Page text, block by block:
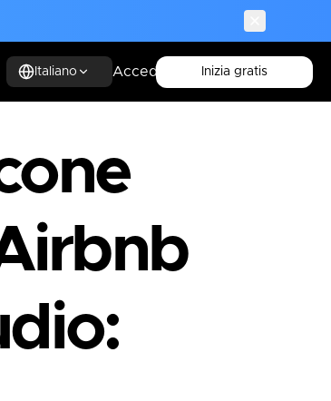
Italiano Accedi Inizia gratis